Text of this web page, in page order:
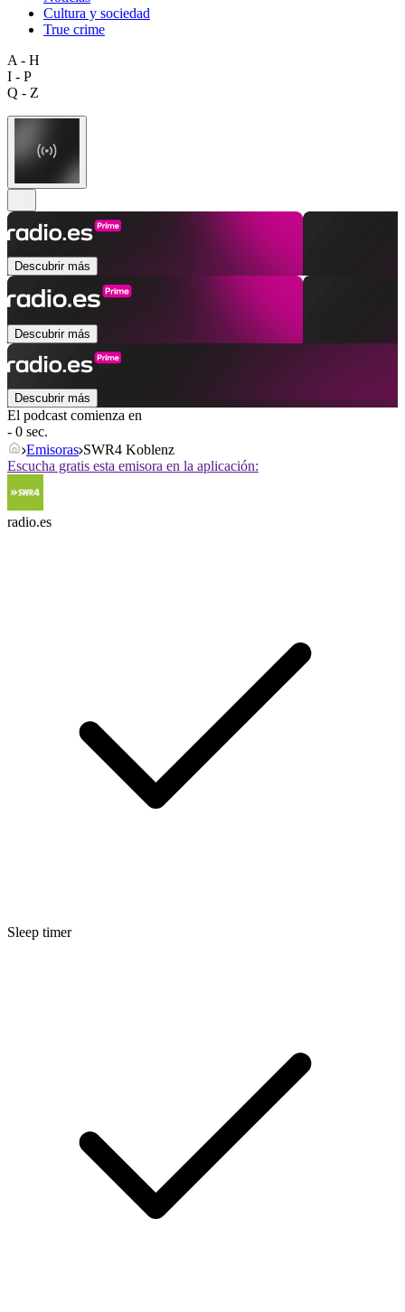
Cultura y sociedad
True crime
A - H
I - P
Q - Z
Descubrir más
Descubrir más
Descubrir más
El podcast comienza en
- 0 sec.
Emisoras SWR4 Koblenz
Escucha gratis esta emisora en la aplicación:
radio.es
Sleep timer